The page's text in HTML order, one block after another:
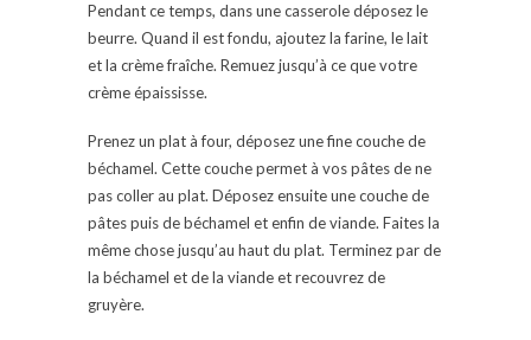
Pendant ce temps, dans une casserole déposez le
beurre. Quand il est fondu, ajoutez la farine, le lait
et la crème fraîche. Remuez jusqu’à ce que votre
crème épaississe.
Prenez un plat à four, déposez une fine couche de
béchamel. Cette couche permet à vos pâtes de ne
pas coller au plat. Déposez ensuite une couche de
pâtes puis de béchamel et enfin de viande. Faites la
même chose jusqu’au haut du plat. Terminez par de
la béchamel et de la viande et recouvrez de
gruyère.